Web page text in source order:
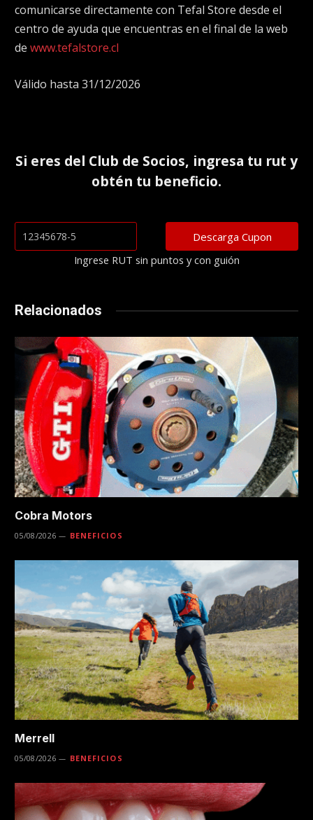
comunicarse directamente con Tefal Store desde el
centro de ayuda que encuentras en el final de la web
de www.tefalstore.cl
Válido hasta 31/12/2026
Si eres del Club de Socios, ingresa tu rut y
obtén tu beneficio.
Ingrese RUT sin puntos y con guión
Relacionados
Cobra Motors
05/08/2026 BENEFICIOS
Merrell
05/08/2026 BENEFICIOS